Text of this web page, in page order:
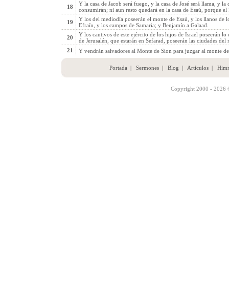
18
Y la casa de Jacob será fuego, y la casa de José será llama, y
consumirán; ni aun resto quedará en la casa de Esaú, porque
19
Y los del mediodía poseerán el monte de Esaú, y los llanos de
Efraín, y los campos de Samaria; y Benjamín a Galaad.
20
Y los cautivos de este ejército de los hijos de Israel poseerán lo
de Jerusalén, que estarán en Sefarad, poseerán las ciudades del
21
Y vendrán salvadores al Monte de Sion para juzgar al monte
Portada | Sermones| Blog | Artículos|
Copyright 2000 - 2026